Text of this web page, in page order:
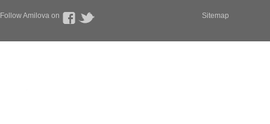
Follow Amilova on Sitemap